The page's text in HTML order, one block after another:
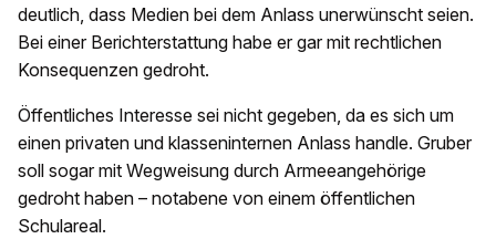
deutlich, dass Medien bei dem Anlass unerwünscht seien.
Bei einer Berichterstattung habe er gar mit rechtlichen
Konsequenzen gedroht.
Öffentliches Interesse sei nicht gegeben, da es sich um
einen privaten und klasseninternen Anlass handle. Gruber
soll sogar mit Wegweisung durch Armeeangehörige
gedroht haben – notabene von einem öffentlichen
Schulareal.